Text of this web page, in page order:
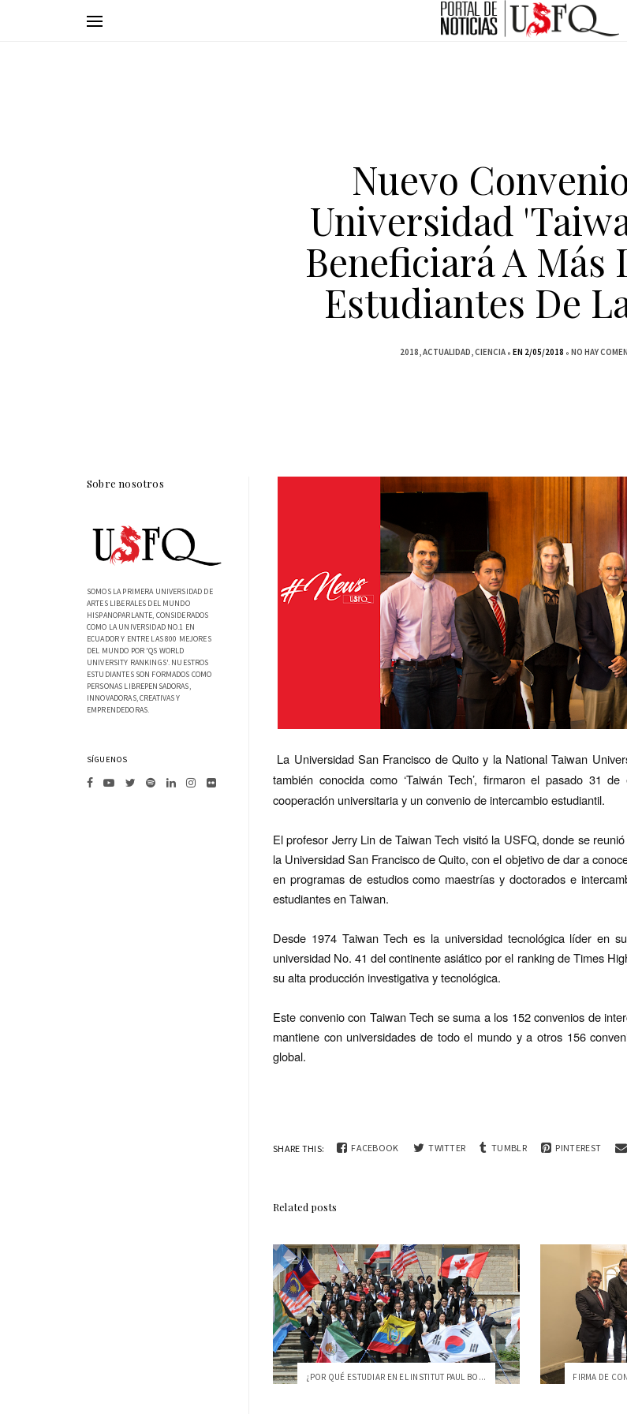
Nuevo
Universidad
Beneficiará A Más
Estudiantes De
2018 ACTUALIDAD CIENCIA EN 2/05/2018 NO HAY
La Universidad San Francisco de Quito y la National Taiwan
también conocida como ‘Taiwán Tech’, firmaron el pasado 31
cooperación universitaria y un convenio de intercambio estudiantil.
El profesor Jerry Lin de Taiwan Tech visitó la USFQ, donde se
la Universidad San Francisco de Quito, con el objetivo de dar a
en programas de estudios como maestrías y doctorados e
estudiantes en Taiwan.
Desde 1974 Taiwan Tech es la universidad tecnológica líder en
universidad No. 41 del continente asiático por el ranking de Times
su alta producción investigativa y tecnológica.
Este convenio con Taiwan Tech se suma a los 152 convenios de
mantiene con universidades de todo el mundo y a otros 156
global.
SHARE THIS: FACEBOOK TWITTER TUMBLR PINTEREST
Related posts
¿POR QUÉ ESTUDIAR EN EL INSTITUT PAUL BO...
Sobre nosotros
SOMOS LA PRIMERA UNIVERSIDAD DE
ARTES LIBERALES DEL MUNDO
HISPANOPARLANTE, CONSIDERADOS
COMO LA UNIVERSIDAD NO.1 EN
ECUADOR Y ENTRE LAS 800 MEJORES
DEL MUNDO POR 'QS WORLD
UNIVERSITY RANKINGS'. NUESTROS
ESTUDIANTES SON FORMADOS COMO
PERSONAS LIBREPENSADORAS,
INNOVADORAS, CREATIVAS Y
EMPRENDEDORAS.
SÍGUENOS